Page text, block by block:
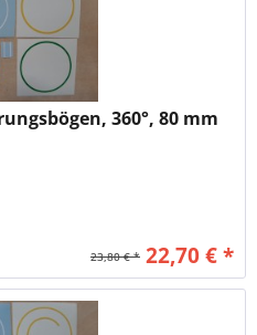
360°, 80 mm
23,80 € * 22,70 € *